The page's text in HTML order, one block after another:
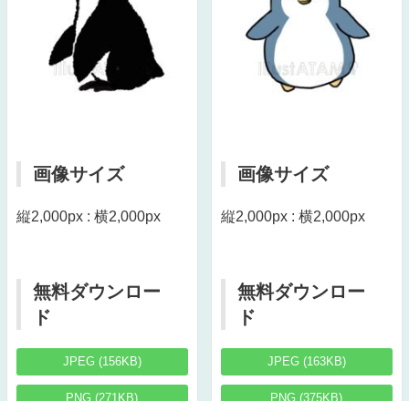
画像サイズ
縦2,000px : 横2,000px
無料ダウンロー
ド
JPEG (156KB)
PNG (271KB)
画像サイズ
縦2,000px : 横2,000px
無料ダウンロー
ド
JPEG (163KB)
PNG (375KB)